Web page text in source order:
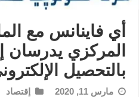
أي فاينانس مع
المركزي يدرسان
بالتحصيل
مارس 11, 2020 إقتصاد